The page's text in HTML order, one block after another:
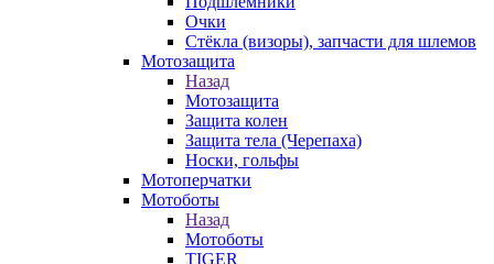
Очки
Стёкла (визоры), запчасти для шлемов
Мотозащита
Назад
Мотозащита
Защита колен
Защита тела (Черепаха)
Носки, гольфы
Мотоперчатки
Мотоботы
Назад
Мотоботы
TIGER